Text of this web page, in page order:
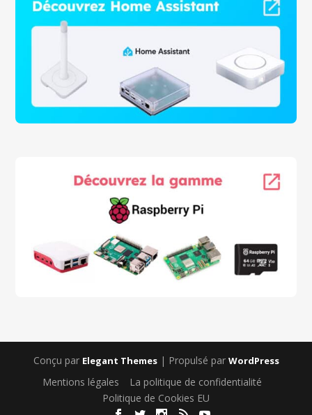
Conçu par Elegant Themes| Propulsé par WordPress
Mentions légales
La politique de confidentialité
Politique de Cookies EU